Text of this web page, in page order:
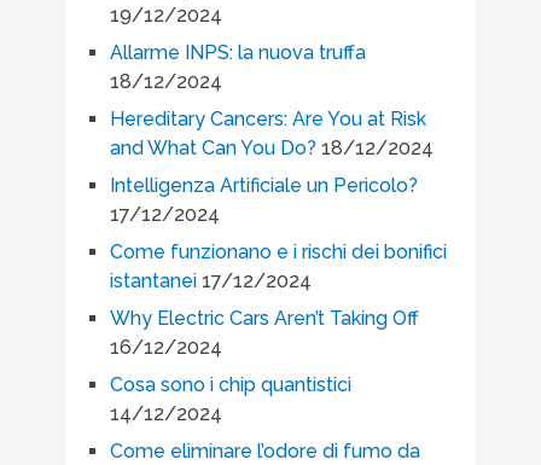
19/12/2024
Allarme INPS: la nuova truffa
18/12/2024
Hereditary Cancers: Are You at Risk
and What Can You Do? 18/12/2024
Intelligenza Artificiale un Pericolo?
17/12/2024
Come funzionano e i rischi dei bonifici
istantanei 17/12/2024
Why Electric Cars Aren’t Taking Off
16/12/2024
Cosa sono i chip quantistici
14/12/2024
Come eliminare l’odore di fumo da